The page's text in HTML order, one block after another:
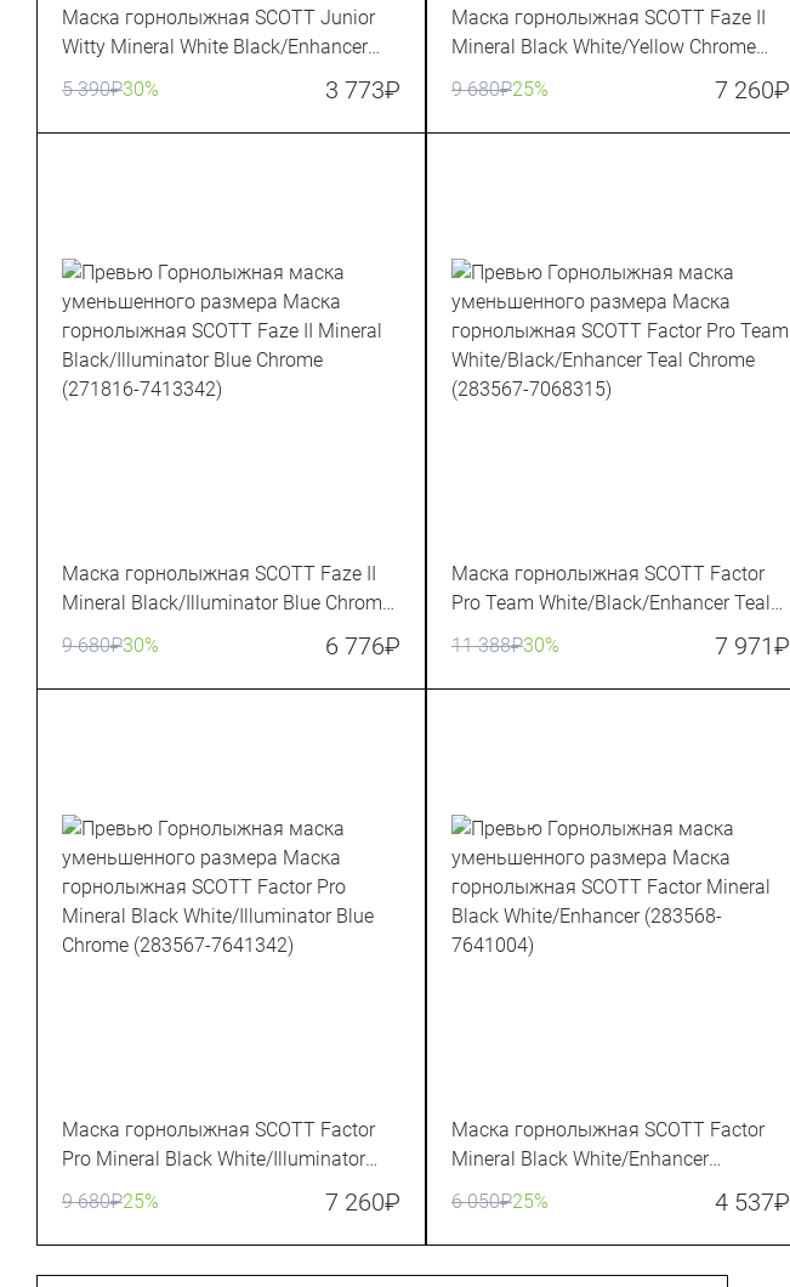
Маска горнолыжная SCOTT Junior
Witty Mineral White Black/Enhancer
(271827-7884004)
5 390₽30% 3 773₽
Маска горнолыжная SCOTT Faze II
Mineral Black White/Yellow Chrome
(271816-7641335)
9 680₽25% 7 260₽
Маска горнолыжная SCOTT Faze II
Mineral Black/Illuminator Blue Chrome
(271816-7413342)
9 680₽30% 6 776₽
Маска горнолыжная SCOTT Factor
Pro Team White/Black/Enhancer Teal
Chrome (283567-7068315)
11 388₽30% 7 971₽
Маска горнолыжная SCOTT Factor
Pro Mineral Black White/Illuminator
Blue Chrome (283567-7641342)
9 680₽25% 7 260₽
Маска горнолыжная SCOTT Factor
Mineral Black White/Enhancer
(283568-7641004)
6 050₽25% 4 537₽